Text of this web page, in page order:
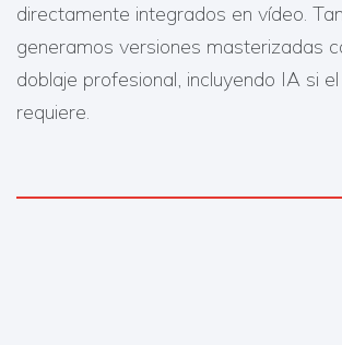
directamente integrados en vídeo.
generamos versiones masterizadas
doblaje profesional, incluyendo IA si
requiere.